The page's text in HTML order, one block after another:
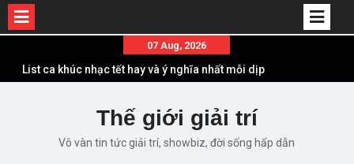
content
07 Aug, 2026
List ca khúc nhạc tết hay và ý nghĩa nhất mỗi dịp
Em ơi lên phố – Minh Vương: Màn comeback
“ngoạn mục” với triệu view
Những ca khúc nhạc xuân “sặc mùi” quảng cáo
Thế giới giải trí
Vô vàn tin tức giải trí, showbiz, đời sống hấp dẫn